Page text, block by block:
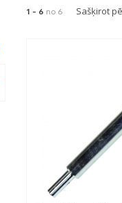
1 - 6 no 6 Sašķirot